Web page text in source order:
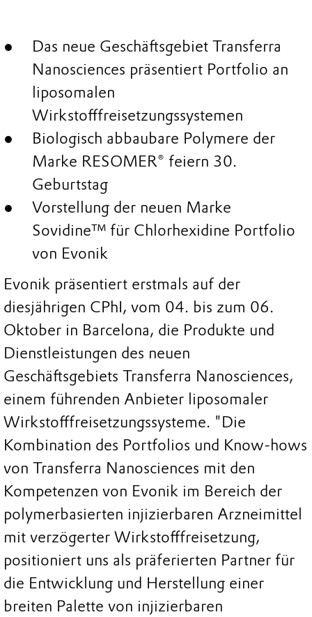
Das neue Geschäftsgebiet Transferra
Nanosciences präsentiert Portfolio an
liposomalen
Wirkstofffreisetzungssystemen
Biologisch abbaubare Polymere der
Marke RESOMER® feiern 30.
Geburtstag
Vorstellung der neuen Marke
Sovidine™ für Chlorhexidine Portfolio
von Evonik
Evonik präsentiert erstmals auf der
diesjährigen CPhI, vom 04. bis zum 06.
Oktober in Barcelona, die Produkte und
Dienstleistungen des neuen
Geschäftsgebiets Transferra Nanosciences,
einem führenden Anbieter liposomaler
Wirkstofffreisetzungssysteme. "Die
Kombination des Portfolios und Know-hows
von Transferra Nanosciences mit den
Kompetenzen von Evonik im Bereich der
polymerbasierten injizierbaren Arzneimittel
mit verzögerter Wirkstofffreisetzung,
positioniert uns als präferierten Partner für
die Entwicklung und Herstellung einer
breiten Palette von injizierbaren